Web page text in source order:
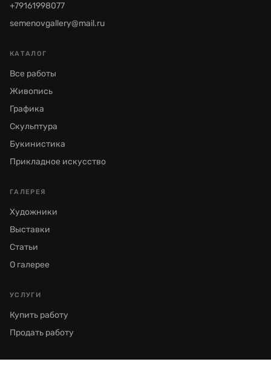
+79161998077
semenovgallery@mail.ru
КАТАЛОГ
Все работы
Живопись
Графика
Скульптура
Букинистика
Прикладное искусство
ГАЛЕРЕЯ
Художники
Выставки
Статьи
О галерее
УСЛУГИ
Купить работу
Продать работу